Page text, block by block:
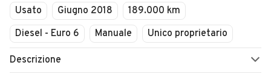
Usato Giugno 2018
189.000 km
Diesel - Euro 6
Manuale Unico proprietario
Descrizione